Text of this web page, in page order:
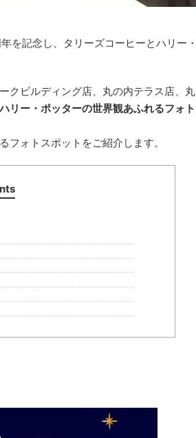
を記念し、タリーズコーヒーとハリー・
クビルディング店、丸の内テラス店、丸
ハリー・ポッターの世界観あふれるフォト
フォトスポットをご紹介します。